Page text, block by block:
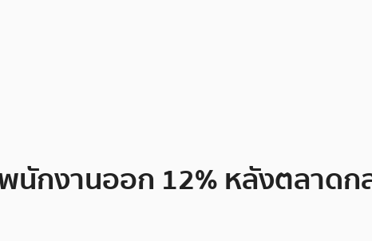
พนักงานออก 12% หลังตลาดก